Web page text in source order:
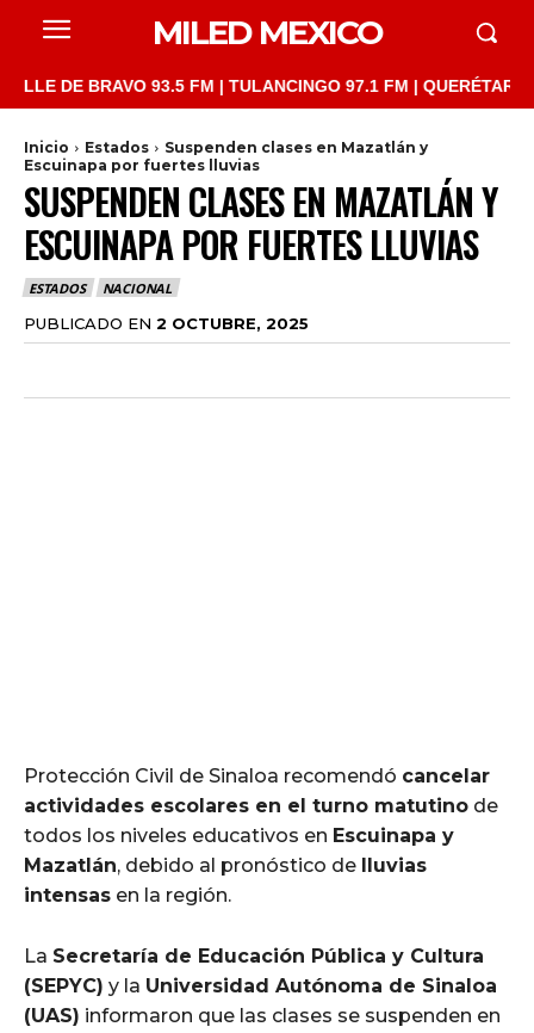
MILED MEXICO
BRAVO 93.5 FM | TULANCINGO 97.1 FM | QUERÉTARO
Inicio Estados
Suspenden clases en Mazatlán y
Escuinapa por fuertes lluvias
SUSPENDEN CLASES EN MAZATLÁN Y
ESCUINAPA POR FUERTES LLUVIAS
ESTADOS NACIONAL
PUBLICADO EN 2 OCTUBRE, 2025
Protección Civil de Sinaloa recomendó cancelar
actividades escolares en el turno matutino de
todos los niveles educativos en Escuinapa y
Mazatlán, debido al pronóstico de
lluvias
intensas en la región.
La Secretaría de Educación Pública y Cultura
(SEPYC) y la Universidad Autónoma de Sinaloa
(UAS) informaron que las clases se suspenden en